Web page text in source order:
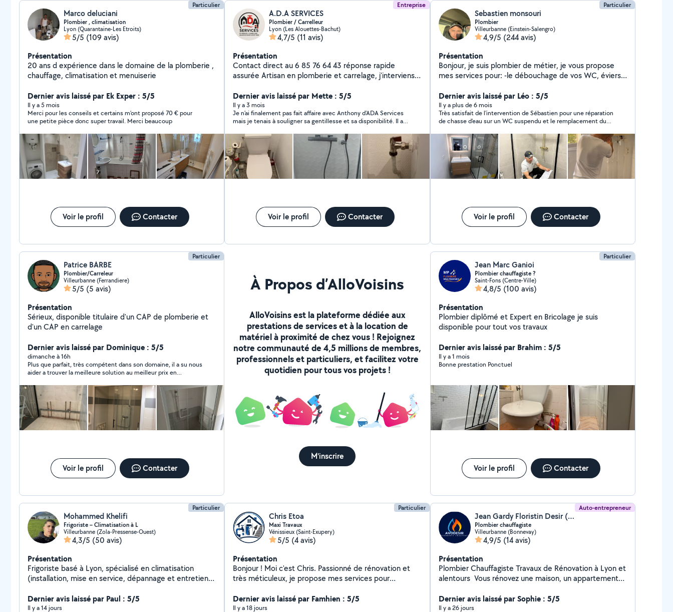
Particulier
Marco deluciani
Plombier , climatisation
Lyon (Quarantaine-Les Etroits)
5/5 (109 avis)
Présentation
20 ans d expérience dans le domaine de la plomberie ,
chauffage, climatisation et menuiserie
Dernier avis laissé par Ek Exper : 5/5
Il y a 5 mois
Merci pour les conseils et certains m’ont proposé 70 € pour
une petite pièce donc super travail. Merci beaucoup
Voir le profil Contacter
Entreprise
A.D.A SERVICES
Plombier / Carrelleur
Lyon (Les Alouettes-Bachut)
4,7/5 (11 avis)
Présentation
Contact direct au 6 85 76 64 43 réponse rapide
assurée Artisan en plomberie et carrelage, j'interviens
rénovation. Je réalise le dépannage plomberie, la
création et rénovation de salles de bain clé en main,
ainsi que la pose de carrelage et faïence. Travail
sérieux, soigné et rapide, avec un accompagnement
personnalisé du début à la fin du projet. Intervention
sur Vienne, Lyon et alentours. Bénéficiez de -10 % sur
votre devis en laissant un avis 5 étoiles.
Dernier avis laissé par Mette : 5/5
Il y a 3 mois
Je n'ai finalement pas fait affaire avec Anthony d'ADA Services
mais je tenais à souligner sa gentillesse et sa disponibilité. Il a
problèmes de plomberie. Je n'hésiterais pas à faire à lui, le jour
où je pourrai réaliser ces travaux.
Voir le profil Contacter
Particulier
Sebastien monsouri
Plombier
Villeurbanne (Einstein-Salengro)
4,9/5 (244 avis)
Présentation
Bonjour, je suis plombier de métier, je vous propose
mes services pour: -le débouchage de vos WC, éviers
la répartition de fuites - la pose de votre nouvelle barre
de douche - la pose de votre nouveau meuble de salle
de bain - le remplacement de votre toilette - La
réfection de votre salle de bain Je peux aussi effectuer
d'autres petits travaux si cela rentre dans mes
compétences n'hésitez pas à me le demander.
Dernier avis laissé par Léo : 5/5
Il y a plus de 6 mois
Très satisfait de l'intervention de Sébastien pour une réparation
de chasse d'eau sur un WC suspendu et le remplacement du
rapport qualité/prix, je recommande.
Voir le profil Contacter
Particulier
Patrice BARBE
Plombier/Carreleur
Villeurbanne (Ferrandiere)
5/5 (5 avis)
Présentation
Sérieux, disponible titulaire d'un CAP de plomberie et
d'un CAP en carrelage
Dernier avis laissé par Dominique : 5/5
dimanche à 16h
Plus que parfait, très compétent dans son domaine, il a su nous
aider a trouver la meilleure solution au meilleur prix en
besoins. Réactif, sympathique, courtois, ponctuel, pédagogue
et respectueux. Contacte samedi soir, il est venu un dimanche
et a fait immédiatement le nouveau branchement de tuyau et
a posé un robinet extérieur. Très soigneux.excellent rapport
qualité prix.
Voir le profil Contacter
À Propos d’AlloVoisins
AlloVoisins est la plateforme dédiée aux
prestations de services et à la location de
matériel à proximité de chez vous ! Rejoignez
notre communauté de 4,5 millions de membres,
professionnels et particuliers, et facilitez votre
quotidien pour tous vos projets !
M'inscrire
Particulier
Jean Marc Ganioi
Plombier chauffagiste ?️
Saint-Fons (Centre-Ville)
4,8/5 (100 avis)
Présentation
Plombier diplômé et Expert en Bricolage je suis
disponible pour tout vos travaux
Dernier avis laissé par Brahim : 5/5
Il y a 1 mois
Bonne prestation Ponctuel
Voir le profil Contacter
Particulier
Mohammed Khelifi
Frigoriste – Climatisation à L
Villeurbanne (Zola-Pressense-Ouest)
4,3/5 (50 avis)
Présentation
Frigoriste basé à Lyon, spécialisé en climatisation
(installation, mise en service, dépannage et entretien
rapidement en période de forte chaleur _Camion
disponible pour transport et livraison de meubles et
Dernier avis laissé par Paul : 5/5
Il y a 14 jours
Particulier
Chris Etoa
Maxi Travaux
Vénissieux (Saint-Exupery)
5/5 (4 avis)
Présentation
Bonjour ! Moi c'est Chris. Passionné de rénovation et
très méticuleux, je propose mes services pour
profil me montre à l'œuvre, et c'est exactement avec
cette rigueur que j'interviens chez vous. Voici mes
Dernier avis laissé par Famhien : 5/5
Il y a 18 jours
Auto-entrepreneur
Jean Gardy Floristin Desir (AVODESIR Plomberie Chauffage)
Plombier chauffagiste
Villeurbanne (Bonnevay)
4,9/5 (14 avis)
Présentation
Plombier Chauffagiste Travaux de Rénovation à Lyon et
alentours Vous rénovez une maison, un appartement
complètes de plomberie et chauffage, réalisées par un
artisan plombier chauffagiste qualifié, avec devis gratuit
Dernier avis laissé par Sophie : 5/5
Il y a 26 jours